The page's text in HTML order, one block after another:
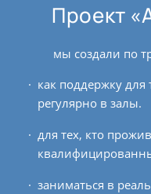
Проект
мы создали по
как поддержку для
регулярно в залы.
для тех, кто
заниматься в